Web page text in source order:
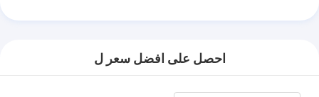
احصل على افضل سعر ل